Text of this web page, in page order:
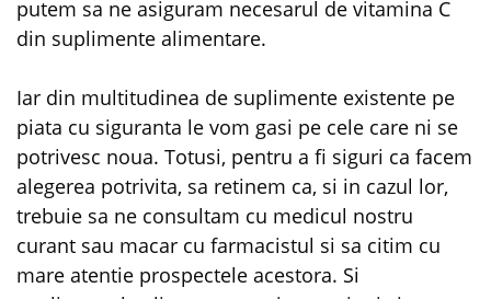
putem sa ne asiguram necesarul de vitamina C
din suplimente alimentare.
Iar din multitudinea de suplimente existente pe
piata cu siguranta le vom gasi pe cele care ni se
potrivesc noua. Totusi, pentru a fi siguri ca facem
alegerea potrivita, sa retinem ca, si in cazul lor,
trebuie sa ne consultam cu medicul nostru
curant sau macar cu farmacistul si sa citim cu
mare atentie prospectele acestora. Si